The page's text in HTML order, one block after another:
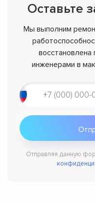
Оставьте
Мы выполним
инженерами в
Отправляя данную